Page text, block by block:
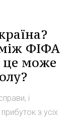
між ФІФА
це може
і
з усіх